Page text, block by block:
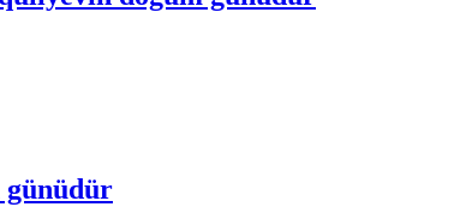
günüdür